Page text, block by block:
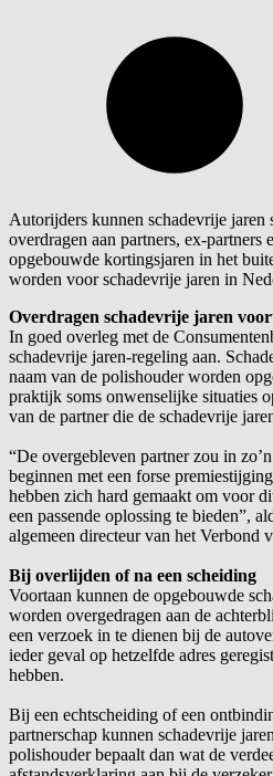
Autorijders kunnen schadevrije
overdragen aan partners, ex-partners
opgebouwde kortingsjaren in het
worden voor schadevrije jaren in
Overdragen schadevrije jaren
In goed overleg met de
schadevrije jaren-regeling aan.
naam van de polishouder worden
praktijk soms onwenselijke situaties
van de partner die de schadevrije
“De overgebleven partner zou in
beginnen met een forse
hebben zich hard gemaakt om voor
een passende oplossing te bieden”,
algemeen directeur van het Verbond
Bij overlijden of na een scheiding
Voortaan kunnen de opgebouwde
worden overgedragen aan de
een verzoek in te dienen bij de
ieder geval op hetzelfde adres
hebben.
Bij een echtscheiding of een
partnerschap kunnen schadevrije
polishouder bepaalt dan wat de